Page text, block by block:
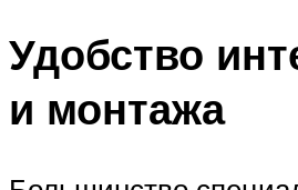
Удобство
и монтажа